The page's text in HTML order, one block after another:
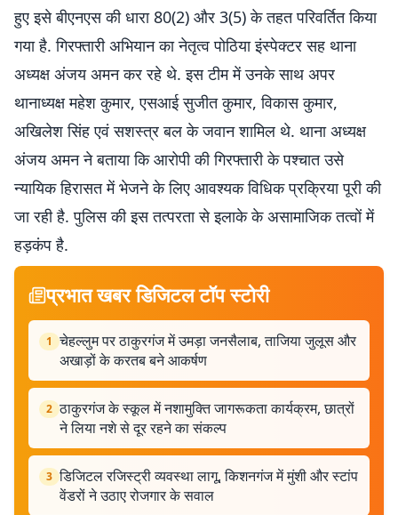
हुए इसे बीएनएस की धारा 80(2) और 3(5) के तहत परिवर्तित किया
गया है. गिरफ्तारी अभियान का नेतृत्व पोठिया इंस्पेक्टर सह थाना
अध्यक्ष अंजय अमन कर रहे थे. इस टीम में उनके साथ अपर
थानाध्यक्ष महेश कुमार, एसआई सुजीत कुमार, विकास कुमार,
अखिलेश सिंह एवं सशस्त्र बल के जवान शामिल थे. थाना अध्यक्ष
अंजय अमन ने बताया कि आरोपी की गिरफ्तारी के पश्चात उसे
न्यायिक हिरासत में भेजने के लिए आवश्यक विधिक प्रक्रिया पूरी की
जा रही है. पुलिस की इस तत्परता से इलाके के असामाजिक तत्वों में
हड़कंप है.
प्रभात खबर डिजिटल टॉप स्टोरी
1 चेहल्लुम पर ठाकुरगंज में उमड़ा जनसैलाब, ताजिया जुलूस और
अखाड़ों के करतब बने आकर्षण
2 ठाकुरगंज के स्कूल में नशामुक्ति जागरूकता कार्यक्रम, छात्रों
ने लिया नशे से दूर रहने का संकल्प
3 डिजिटल रजिस्ट्री व्यवस्था लागू, किशनगंज में मुंशी और स्टांप
वेंडरों ने उठाए रोजगार के सवाल